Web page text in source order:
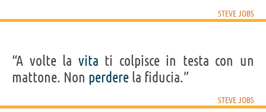
STEVE JOBS
“A volte la vita ti colpisce in testa con un
mattone. Non perdere la fiducia.”
STEVE JOBS